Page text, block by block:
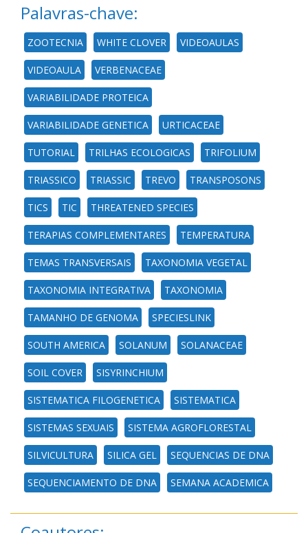
Palavras-chave:
ZOOTECNIA WHITE CLOVER VIDEOAULAS
VIDEOAULA VERBENACEAE
VARIABILIDADE PROTEICA
VARIABILIDADE GENETICA URTICACEAE
TUTORIAL TRILHAS ECOLOGICAS TRIFOLIUM
TRIASSICO TRIASSIC TREVO TRANSPOSONS
TICS TIC THREATENED SPECIES
TERAPIAS COMPLEMENTARES TEMPERATURA
TEMAS TRANSVERSAIS TAXONOMIA VEGETAL
TAXONOMIA INTEGRATIVA TAXONOMIA
TAMANHO DE GENOMA SPECIESLINK
SOUTH AMERICA SOLANUM SOLANACEAE
SOIL COVER SISYRINCHIUM
SISTEMATICA FILOGENETICA SISTEMATICA
SISTEMAS SEXUAIS SISTEMA AGROFLORESTAL
SILVICULTURA SILICA GEL SEQUENCIAS DE DNA
SEQUENCIAMENTO DE DNA SEMANA ACADEMICA